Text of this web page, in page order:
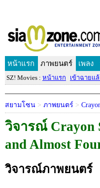
หน้าแรก ภาพยนตร์ เพลง
SZ! Movies : หน้าแรก เข้าฉายแ
สยามโซน > ภาพยนตร์ >
วิจารณ์ Crayon
and Almost
วิจารณ์ภาพยนตร์